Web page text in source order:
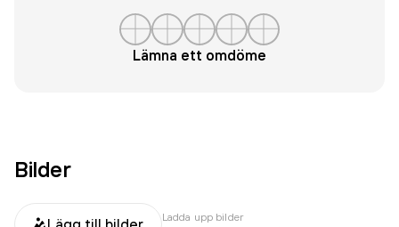
Lämna ett omdöme
Bilder
Ladda upp bilder